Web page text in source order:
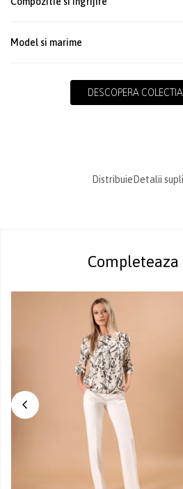
Model si marime
DESCOPERA
Distribuie Detalii